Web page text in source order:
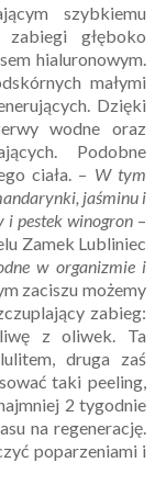
szybkiemu
głęboko
hialuronowym.
małymi
Dzięki
wodne oraz
Podobne
ciała. – W tym
jaśminu i
i pestek winogron –
Zamek Lubliniec
w organizmie i
zaciszu możemy
zabieg:
z oliwek. Ta
druga zaś
taki peeling,
2 tygodnie
na regenerację.
poparzeniami i